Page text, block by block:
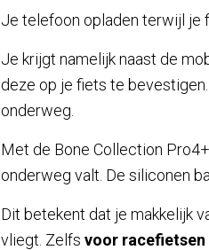
Je telefoon opladen terwijl je
Je krijgt namelijk naast de
deze op je fiets te
onderweg.
Met de Bone Collection
onderweg valt. De siliconen
Dit betekent dat je makkelijk
vliegt. Zelfs voor racefietsen